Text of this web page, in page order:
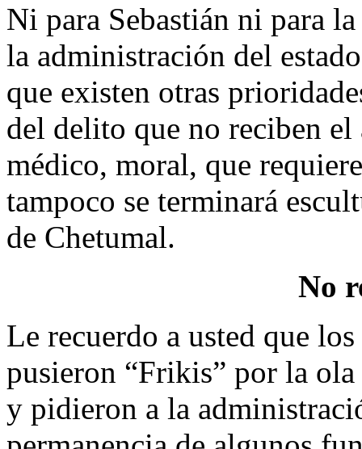
Ni para Sebastián ni para
la administración del
que existen otras
del delito que no reciben
médico, moral, que
tampoco se terminará
de Chetumal.
No
Le recuerdo a usted que
pusieron “Frikis” por la
y pidieron a la